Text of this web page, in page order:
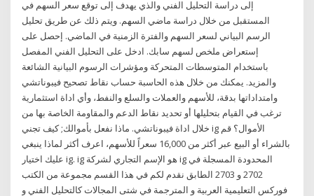
إلى دراسة التحليل الفني والذي يهدف إلى توقع سعر السهم في
المستقبل من خلال دراسة ماضي السهم. ويتم ذلك عن طريق تحليل
الرسم البياني لسعر السهم والفترة الزمنية في الماضي. إحصل على
إستعراض ملخص لسهم سابك. ادخل على التحليل الفني المفصل
باستخدام المتوسطات المتحركة ومؤشرات الرسوم البيانية الشائعة
والمزيد. يمكنك من خلال هذه الحاسبة حساب نقاط تصحيح فيبوناتشي
وامتداداتها بدقة، للأسهم والعملات والسلع والنفط، وأي اداة استثمارية
ترغب في القيام بتحليلها أو تحديد نقاط الدعم والمقاومة الخاصة بها من
خلال اداة فيبوناتشي. ماذا نفعل بأموالك; كيف تجني ig الأموال؟ قم
بالشراء أو البيع عبر أكثر من 16,000 سعراً للأسهم، اعرف أكثر لماذا ينبغي
عليك اختيار ig. ig هو الإسم التجاري لشركة ig المحدودة المسجلة في
2702 و 2703 الطابق نقدم لكم في هذا القسم مجموعة من الكتب
فوركس التعليمية العربية و المترجمة في شتى المجالات كالتحليل الفني و